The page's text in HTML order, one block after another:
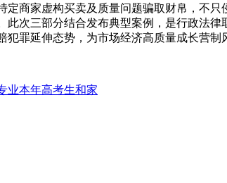
定商家虚构买卖及质量问题骗取财帛，不
此次三部分结合发布典型案例，是行政法
罪延伸态势，为市场经济高质量成长营制
业本年高考生和家